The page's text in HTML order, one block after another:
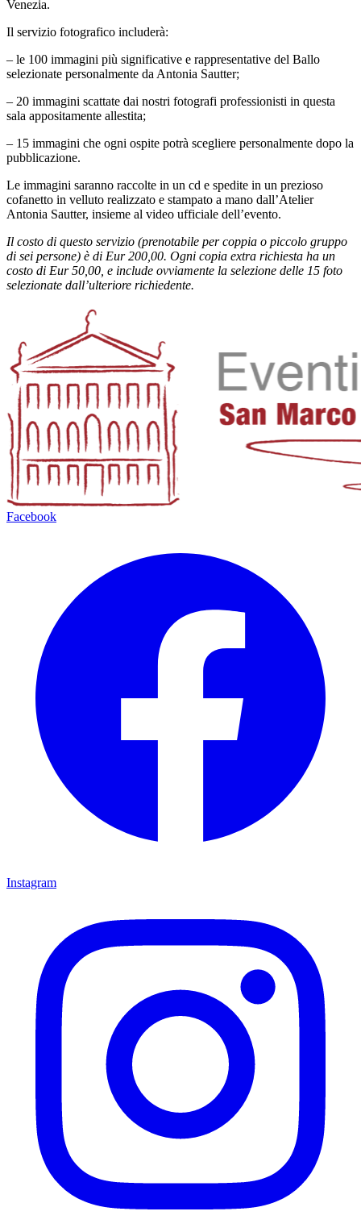
Venezia.
Il servizio fotografico includerà:
– le 100 immagini più significative e rappresentative del Ballo
selezionate personalmente da Antonia Sautter;
– 20 immagini scattate dai nostri fotografi professionisti in questa
sala appositamente allestita;
– 15 immagini che ogni ospite potrà scegliere personalmente dopo la
pubblicazione.
Le immagini saranno raccolte in un cd e spedite in un prezioso
cofanetto in velluto realizzato e stampato a mano dall’Atelier
Antonia Sautter, insieme al video ufficiale dell’evento.
Il costo di questo servizio (prenotabile per coppia o piccolo gruppo
di sei persone) è di Eur 200,00. Ogni copia extra richiesta ha un
costo di Eur 50,00, e include ovviamente la selezione delle 15 foto
selezionate dall’ulteriore richiedente.
Facebook
Instagram